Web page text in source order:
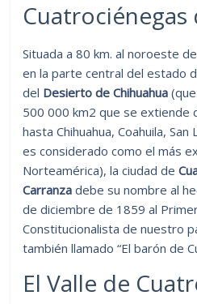
Cuatrociénegas
Situada a 80 km. al noroeste
en la parte central del estado
del Desierto de Chihuahua
500 000 km2 que se extiende
hasta Chihuahua, Coahuila,
es considerado como el más
Norteamérica), la ciudad de
Carranzadebe su nombre al
de diciembre de 1859 al
Constitucionalista de nuestro
también llamado “El barón de
El Valle de